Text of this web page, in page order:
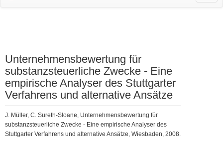
Unternehmensbewertung für
substanzsteuerliche Zwecke - Eine
empirische Analyser des Stuttgarter
Verfahrens und alternative Ansätze
J. Müller, C. Sureth-Sloane, Unternehmensbewertung für
substanzsteuerliche Zwecke - Eine empirische Analyser des
Stuttgarter Verfahrens und alternative Ansätze, Wiesbaden, 2008.